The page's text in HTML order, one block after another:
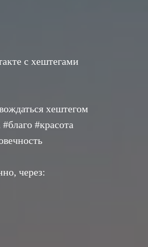
с хештегами
хештегом
#красота
через: